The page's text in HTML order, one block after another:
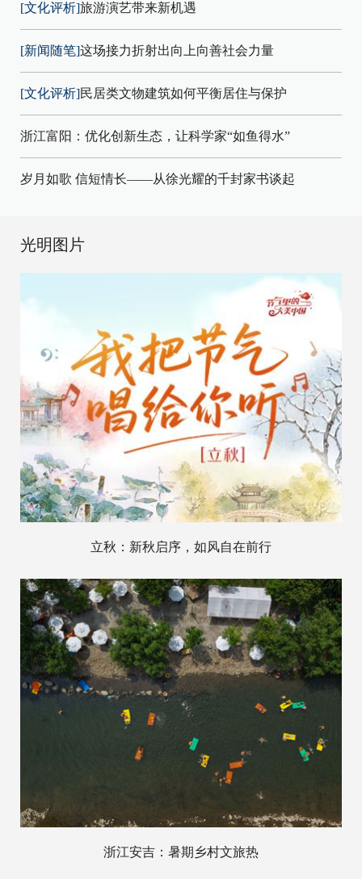
[文化评析]旅游演艺带来新机遇
[新闻随笔]这场接力折射出向上向善社会力量
[文化评析]民居类文物建筑如何平衡居住与保护
浙江富阳：优化创新生态，让科学家“如鱼得水”
岁月如歌 信短情长——从徐光耀的千封家书谈起
光明图片
立秋：新秋启序，如风自在前行
浙江安吉：暑期乡村文旅热